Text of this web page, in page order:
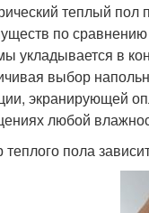
теплый
по сравнению
укладывается в
выбор
экранирующей
любой
пола